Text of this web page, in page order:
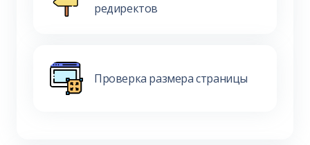
редиректов
Проверка размера страницы